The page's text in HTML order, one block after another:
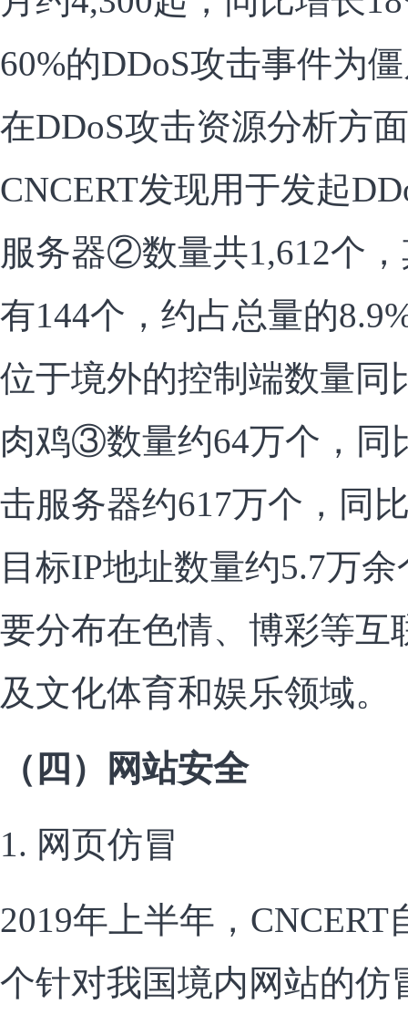
60%的DDoS攻击事件为
在DDoS攻击资源分析方
CNCERT发现用于发起
服务器②数量共1,612个
有144个，约占总量的
位于境外的控制端数量同
肉鸡③数量约64万个，同
击服务器约617万个，同
目标IP地址数量约5.7万
要分布在色情、博彩等互
及文化体育和娱乐领域。
（四）网站安全
1. 网页仿冒
2019年上半年，
个针对我国境内网站的仿